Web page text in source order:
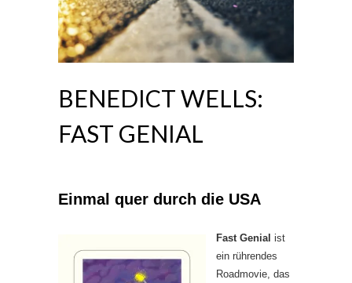
BENEDICT WELLS:
FAST GENIAL
Einmal quer durch die USA
Fast Genial ist
ein rührendes
Roadmovie, das